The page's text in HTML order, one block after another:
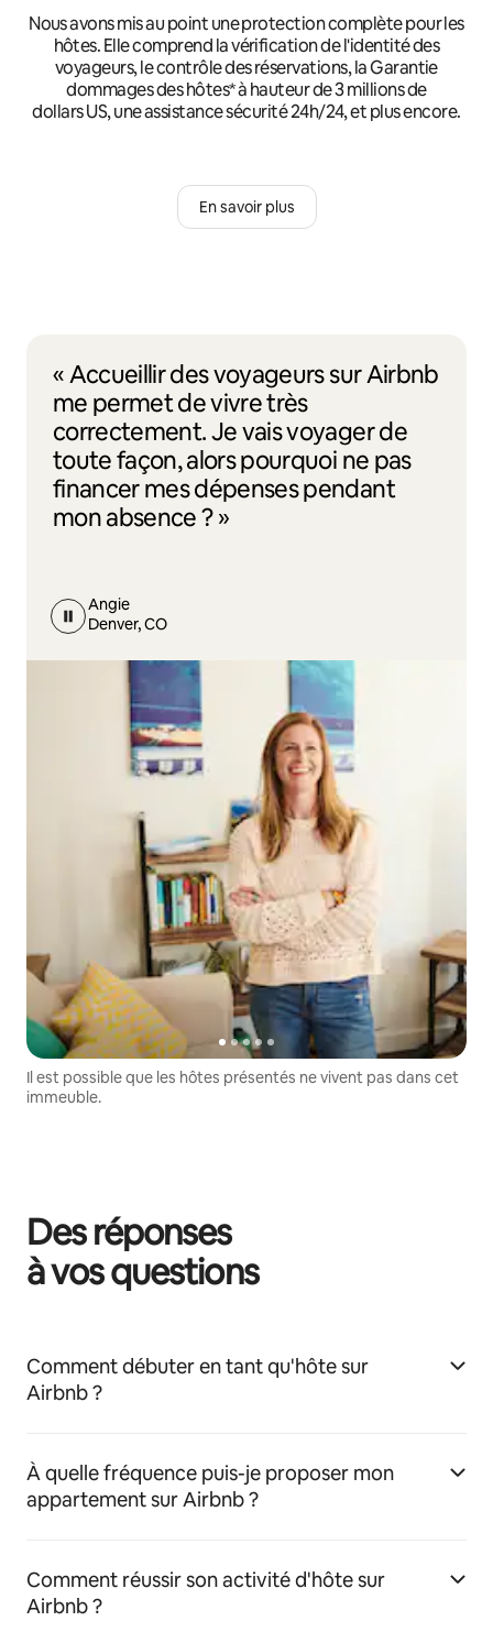
Nous avons mis au point une protection complète pour les
hôtes. Elle comprend la vérification de l'identité des
voyageurs, le contrôle des réservations, la Garantie
dommages des hôtes* à hauteur de 3 millions de
dollars US, une assistance sécurité 24h/24, et plus encore.
En savoir plus
« Accueillir des voyageurs sur Airbnb
me permet de vivre très
correctement. Je vais voyager de
toute façon, alors pourquoi ne pas
financer mes dépenses pendant
mon absence ? »
Angie
Denver, CO
Il est possible que les hôtes présentés ne vivent pas dans cet
immeuble.
Des réponses
à vos questions
Comment débuter en tant qu'hôte sur
Airbnb ?
À quelle fréquence puis-je proposer mon
appartement sur Airbnb ?
Comment réussir son activité d'hôte sur
Airbnb ?